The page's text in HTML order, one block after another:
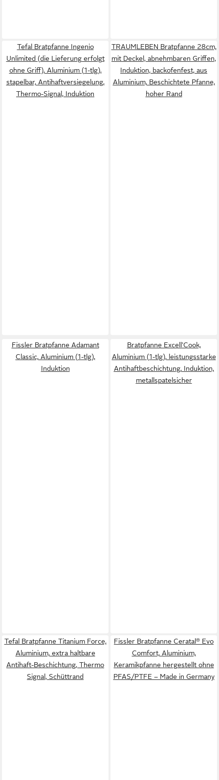
Tefal Bratpfanne Ingenio
Unlimited (die Lieferung erfolgt
ohne Griff), Aluminium (1-tlg),
stapelbar, Antihaftversiegelung,
Thermo-Signal, Induktion
TRAUMLEBEN Bratpfanne 28cm,
mit Deckel, abnehmbaren Griffen,
Induktion, backofenfest, aus
Aluminium, Beschichtete Pfanne,
hoher Rand
Fissler Bratpfanne Adamant
Classic, Aluminium (1-tlg),
Induktion
Bratpfanne Excell'Cook,
Aluminium (1-tlg), leistungsstarke
Antihaftbeschichtung, Induktion,
metallspatelsicher
Tefal Bratpfanne Titanium Force,
Aluminium, extra haltbare
Antihaft-Beschichtung, Thermo
Signal, Schüttrand
Fissler Bratpfanne Ceratal® Evo
Comfort, Aluminium,
Keramikpfanne hergestellt ohne
PFAS/PTFE – Made in Germany